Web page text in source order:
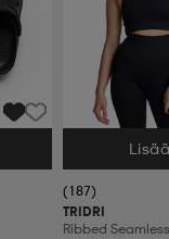
Valitse Koko
(187)
TRIDRI
Ribbed